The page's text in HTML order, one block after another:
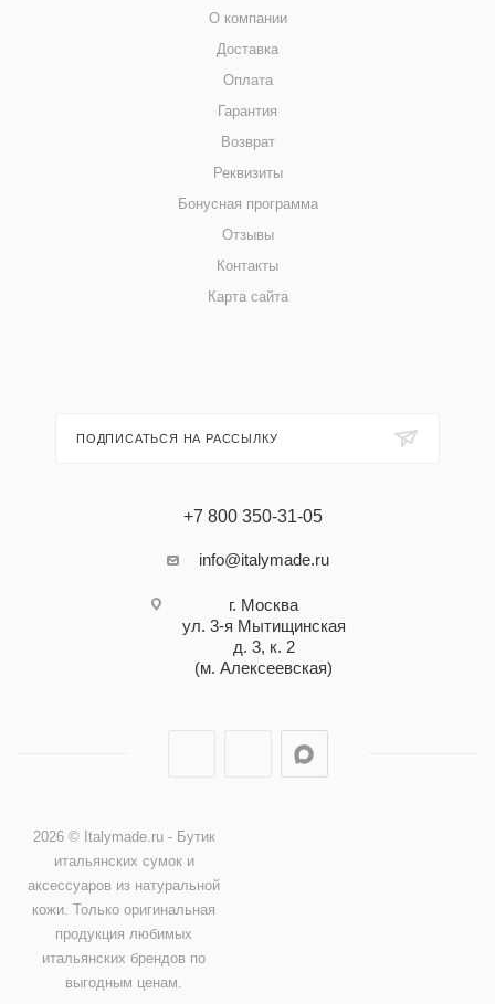
О компании
Доставка
Оплата
Гарантия
Возврат
Реквизиты
Бонусная программа
Отзывы
Контакты
Карта сайта
ПОДПИСАТЬСЯ НА РАССЫЛКУ
+7 800 350-31-05
info@italymade.ru
г. Москва
ул. 3-я Мытищинская
д. 3, к. 2
(м. Алексеевская)
2026 © Italymade.ru - Бутик
итальянских сумок и
аксессуаров из натуральной
кожи. Только оригинальная
продукция любимых
итальянских брендов по
выгодным ценам.